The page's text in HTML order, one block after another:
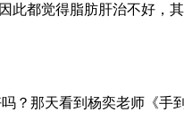
都觉得脂肪肝治不好，
？那天看到杨奕老师《手